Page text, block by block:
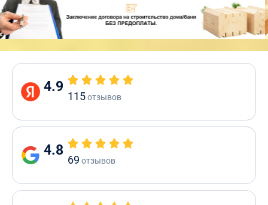
4.9
115отзывов
4.8
69 отзывов